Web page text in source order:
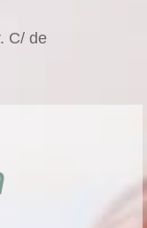
C/ de